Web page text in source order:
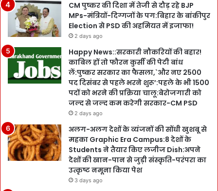
CM पुष्कर की दिशा में तेजी से दौड़ रहे BJP
MPs-मंत्रियों-दिग्गजों के पग:बिहार के बांकीपुर
Election से PSD की अहमियत में इजाफा!
2 days ago
Happy News::सरकारी नौकरियों की बहार!
काबिल हों तो फौरन कुर्सी की पेटी बांध
लें:पुष्कर सरकार का फैसला,`और नए 2500
पद दिसंबर से पहले भरने शुरू’:पहले के भी 1500
पदों को भरने की प्रक्रिया चालू:बेरोजगारी को
जल्द से जल्द कम करेगी सरकार-CM PSD
2 days ago
अलग-अलग देशों के व्यंजनों की सोंधी खुशबू से
महका Graphic Era Campus:8 देशों के
Students ने तैयार किए लजीज Dish:अपने
देशों की खान-पान से जुड़ी संस्कृति-परंपरा का
उत्कृष्ट नमूना किया पेश
3 days ago